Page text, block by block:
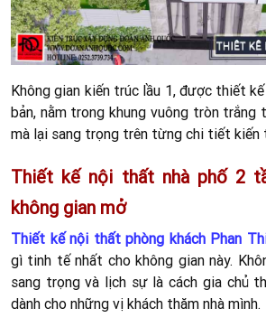
Không gian kiến trúc lầu 1, được thiết
bản, nằm trong khung vuông tròn trắng
mà lại sang trọng trên từng chi tiết kiến
Thiết kế nội thất nhà phố 2
không gian mở
Thiết kế nội thất phòng khách Phan
gì tinh tế nhất cho không gian này.
sang trọng và lịch sự là cách gia chủ
dành cho những vị khách thăm nhà mình.